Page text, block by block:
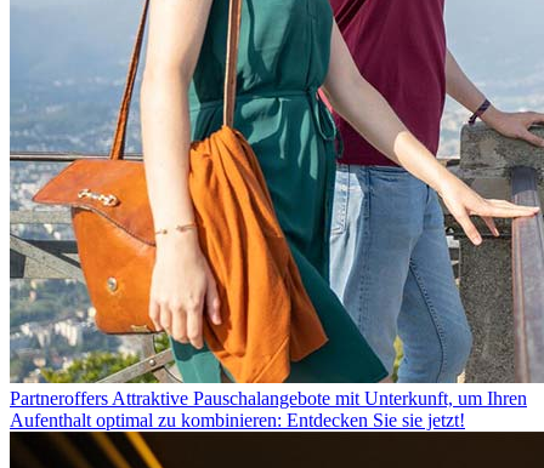
Partneroffers Attraktive Pauschalangebote mit Unterkunft, um Ihren
Aufenthalt optimal zu kombinieren: Entdecken Sie sie jetzt!